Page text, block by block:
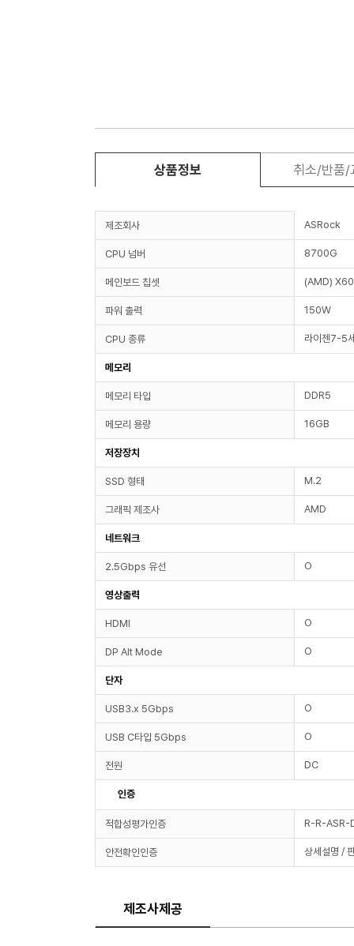
상품정보 취소/반품/
제조회사 ASRock
CPU 넘버 8700G
메인보드 칩셋 (AMD)
파워 출력 150W
CPU 종류 라이젠7-5
메모리
메모리 타입 DDR5
메모리 용량 16GB
저장장치
SSD 형태 M.2
그래픽 제조사 AMD
네트워크
2.5Gbps 유선 O
영상출력
HDMI O
DP Alt Mode O
단자
USB3.x 5Gbps O
USB C타입 5Gbps O
전원 DC
인증
적합성평가인증 R-R-ASR-
안전확인인증 상세설명 /
제조사제공